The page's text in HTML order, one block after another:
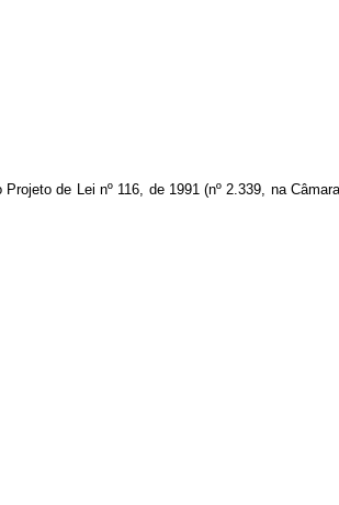
de Lei nº 116, de 1991 (nº 2.339, na